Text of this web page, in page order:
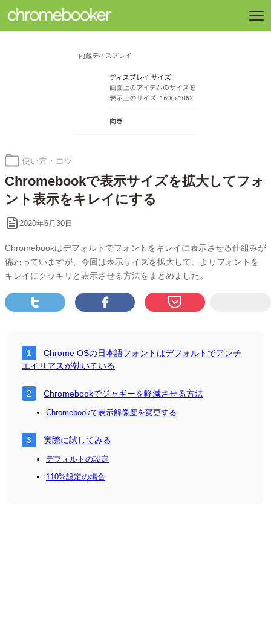
カ
ゴ
リ
使い方・コツ
Chromebookで表示サイズを拡大してフォ
ント表示をキレイにする
2020年6月30日
Chromebookはデフォルトでフォントをキレイに表示させる仕組みが
備わっていますが、今回は表示サイズを拡大して、よりフォントを
キレイにクッキリと表示させる方法をまとめました。
Chrome OSの日本語フォントはデフォルトでアンチ
エイリアスが効いている
Chromebookでジャギーを軽減させる方法
Chromebookで表示解像度を変更する
実際に試してみる
デフォルトの設定
110%設定の場合